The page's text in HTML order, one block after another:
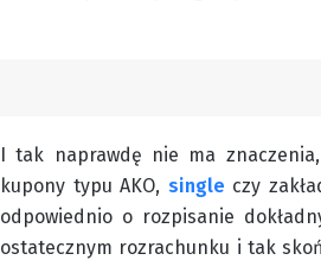
I tak naprawdę nie ma
kupony typu AKO, single czy
odpowiednio o rozpisanie
ostatecznym rozrachunku i tak